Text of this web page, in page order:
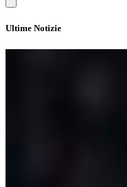
Ultime Notizie